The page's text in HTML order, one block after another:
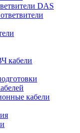
DAS
кабели
кабели